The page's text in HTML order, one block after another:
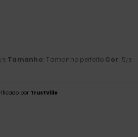
/5 Tamanho: Tamanho perfeito Cor: 5/5
por TrustVille